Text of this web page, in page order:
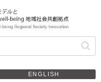
ENGLISH